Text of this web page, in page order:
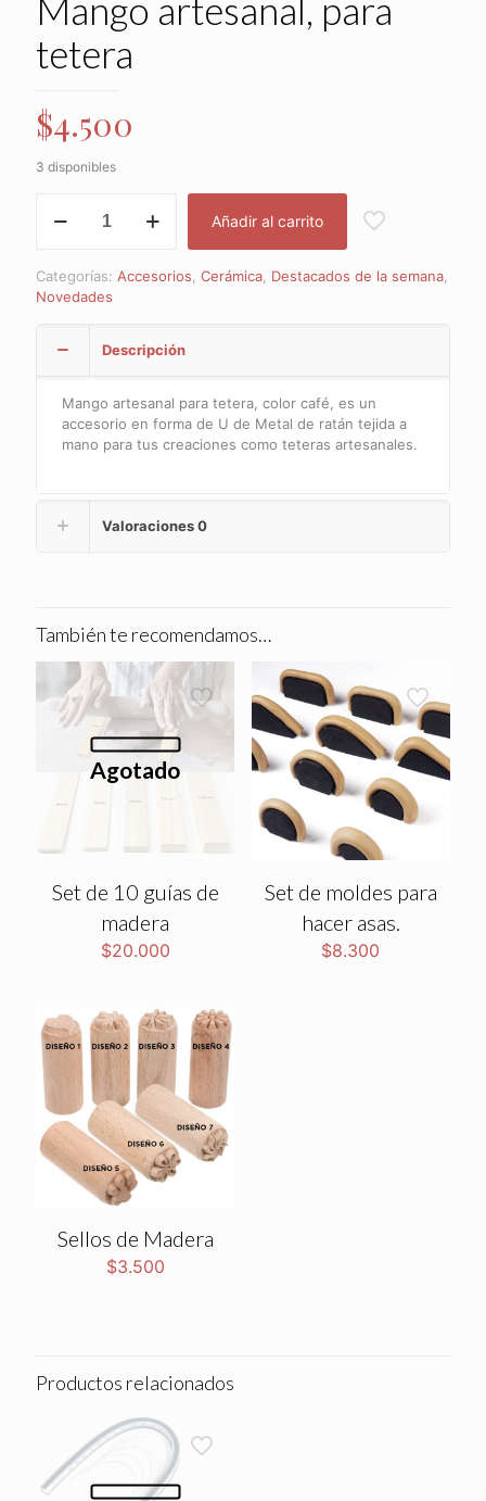
Mango artesanal, para
tetera
$4.500
3 disponibles
artesanal,
cantidad
Añadir al carrito
Categorías: Accesorios Cerámica Destacados de la semana
Novedades
Descripción
Mango artesanal para tetera, color café, es un
accesorio en forma de U de Metal de ratán tejida a
mano para tus creaciones como teteras artesanales.
Valoraciones0
También te recomendamos…
Agotado
Set de 10 guías de
madera
$20.000
Set de moldes para
hacer asas.
$8.300
Sellos de Madera
$3.500
Productos relacionados